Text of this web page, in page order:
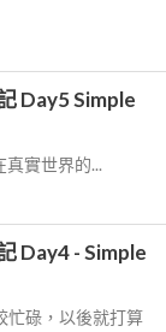
Day5 Simple
實世界的...
Day4 - Simple
忙碌，以後就打算